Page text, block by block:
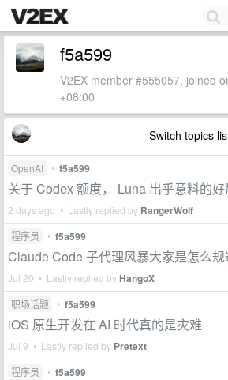
f5a599
V2EX member #555057, joined
+08:00
Switch topics
OpenAI • f5a599
关于 Codex 额度， Luna 出乎意料的好
2 days ago • Lastly replied by RangerWolf
程序员 • f5a599
Claude Code 子代理风暴大家是怎么规
Jul 20 • Lastly replied byHangoX
职场话题 • f5a599
iOS 原生开发在 AI 时代真的是灾难
Jul 9 • Lastly replied by Pretext
程序员 • f5a599